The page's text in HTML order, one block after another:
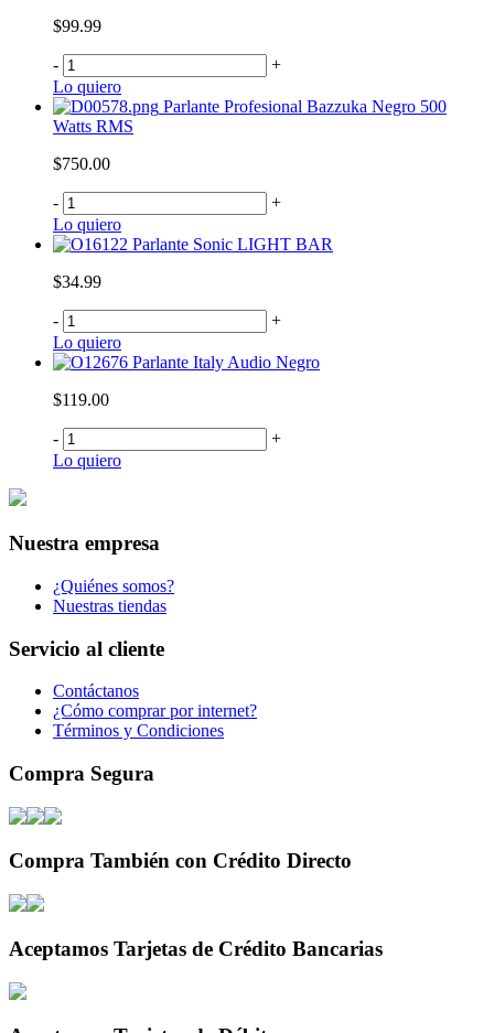
$99.99
-
+
Lo quiero
Parlante Profesional Bazzuka Negro 500
Watts RMS
$750.00
-
+
Lo quiero
Parlante Sonic LIGHT BAR
$34.99
-
+
Lo quiero
Parlante Italy Audio Negro
$119.00
-
+
Lo quiero
Nuestra empresa
¿Quiénes somos?
Nuestras tiendas
Servicio al cliente
Contáctanos
¿Cómo comprar por internet?
Términos y Condiciones
Compra Segura
Compra También con Crédito Directo
Aceptamos Tarjetas de Crédito Bancarias